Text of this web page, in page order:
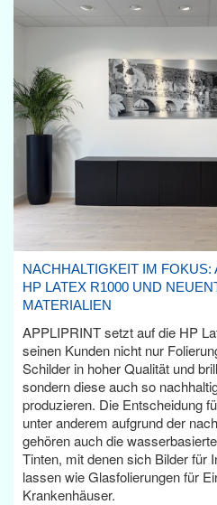
NACHHALTIGKEIT IM FOKUS:
HP LATEX R1000 UND
MATERIALIEN
APPLIPRINT setzt auf die HP
seinen Kunden nicht nur
Schilder in hoher Qualität und
sondern diese auch so
produzieren. Die Entscheidung
unter anderem aufgrund der
gehören auch die
Tinten, mit denen sich Bilder für
lassen wie Glasfolierungen für
Krankenhäuser.